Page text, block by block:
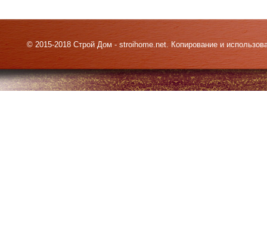
© 2015-2018 Строй Дом - stroihome.net. Копирование и